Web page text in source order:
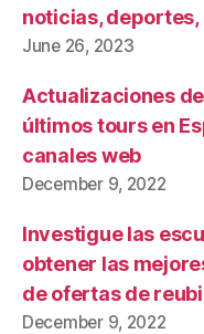
noticias,
June 26, 2023
Actualizaciones
últimos tours en
canales web
December 9, 2022
Investigue las
obtener las
de ofertas de
December 9, 2022